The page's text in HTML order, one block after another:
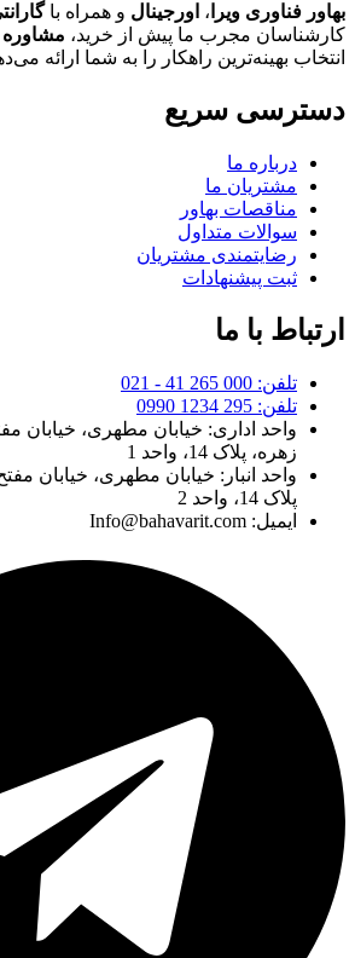
بهاور فناوری ویرا ، اورجینال و همراه با
کارشناسان مجرب ما پیش از خرید،
انتخاب بهینه‌ترین راهکار را به شما ارائه
دسترسی سریع
درباره ما
مشتریان ما
مناقصات بهاور
سوالات متداول
رضایتمندی مشتریان
ثبت پیشنهادات
ارتباط با ما
تلفن: 000 265 41 - 021
تلفن: 295 1234 0990
واحد اداری: خیابان مطهری، خیابان
زهره، پلاک 14، واحد 1
واحد انبار: خیابان مطهری، خیابان
پلاک 14، واحد 2
ایمیل: Info@bahavarit.com